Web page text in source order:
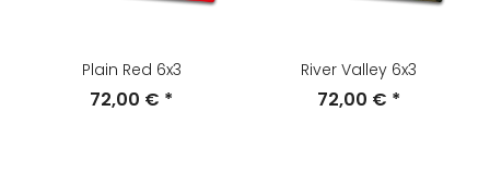
Plain Red 6x3
72,00 € *
River Valley 6x3
72,00 € *